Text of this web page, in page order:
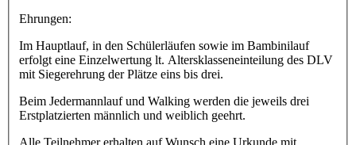
Ehrungen:
Im Hauptlauf, in den Schülerläufen sowie im Bambinilauf
erfolgt eine Einzelwertung lt. Altersklasseneinteilung des DLV
mit Siegerehrung der Plätze eins bis drei.
Beim Jedermannlauf und Walking werden die jeweils drei
Erstplatzierten männlich und weiblich geehrt.